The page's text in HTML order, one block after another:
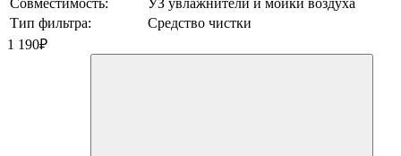
Тип фильтра:
Средство чистки
1 190₽